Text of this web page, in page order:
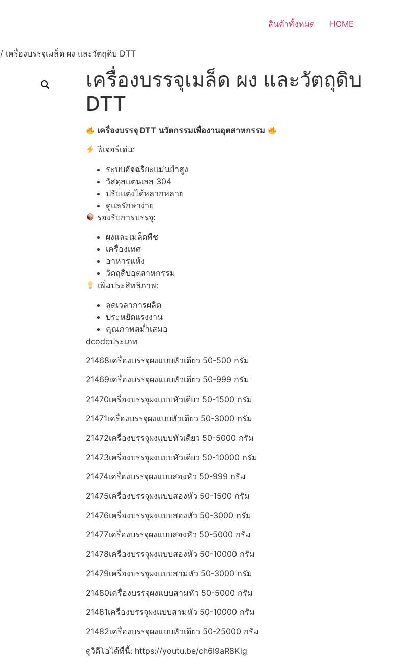
สินค้าทั้งหมด HOME
/ เครื่องบรรจุเมล็ด ผง และวัตถุดิบ DTT
เครื่องบรรจุเมล็ด ผง และวัตถุดิบ
DTT
เครื่องบรรจุ DTT นวัตกรรมเพื่องานอุตสาหกรรม
ฟีเจอร์เด่น:
ระบบอัจฉริยะแม่นยำสูง
วัสดุสแตนเลส 304
ปรับแต่งได้หลากหลาย
ดูแลรักษาง่าย
รองรับการบรรจุ:
ผงและเมล็ดพืช
เครื่องเทศ
อาหารแห้ง
วัตถุดิบอุตสาหกรรม
เพิ่มประสิทธิภาพ:
ลดเวลาการผลิต
ประหยัดแรงงาน
คุณภาพสม่ำเสมอ
dcodeประเภท
21468เครื่องบรรจุผงแบบหัวเดียว 50-500 กรัม
21469เครื่องบรรจุผงแบบหัวเดียว 50-999 กรัม
21470เครื่องบรรจุผงแบบหัวเดียว 50-1500 กรัม
21471เครื่องบรรจุผงแบบหัวเดียว 50-3000 กรัม
21472เครื่องบรรจุผงแบบหัวเดียว 50-5000 กรัม
21473เครื่องบรรจุผงแบบหัวเดียว 50-10000 กรัม
21474เครื่องบรรจุผงแบบสองหัว 50-999 กรัม
21475เครื่องบรรจุผงแบบสองหัว 50-1500 กรัม
21476เครื่องบรรจุผงแบบสองหัว 50-3000 กรัม
21477เครื่องบรรจุผงแบบสองหัว 50-5000 กรัม
21478เครื่องบรรจุผงแบบสองหัว 50-10000 กรัม
21479เครื่องบรรจุผงแบบสามหัว 50-3000 กรัม
21480เครื่องบรรจุผงแบบสามหัว 50-5000 กรัม
21481เครื่องบรรจุผงแบบสามหัว 50-10000 กรัม
21482เครื่องบรรจุผงแบบหัวเดียว 50-25000 กรัม
ดูวิดีโอได้ที่นี้: https://youtu.be/ch6I9aR8Kig